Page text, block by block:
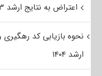
اعتراض به نتایج ارشد ۱۴۰۳
نحوه بازیابی کد رهگیری
ارشد ۱۴۰۴